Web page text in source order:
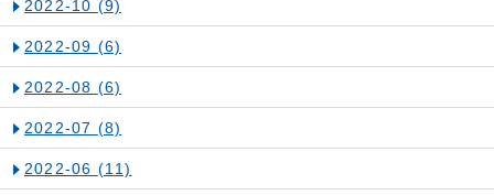
2022-10 (9)
2022-09 (6)
2022-08 (6)
2022-07 (8)
2022-06 (11)